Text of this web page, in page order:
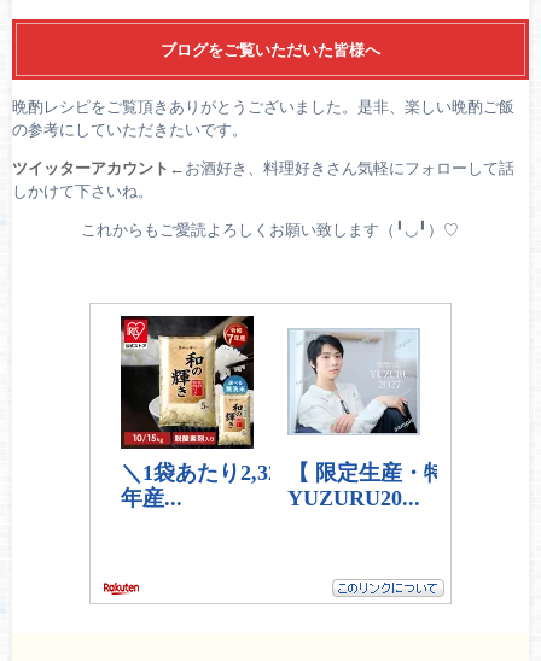
ブログをご覧いただいた皆様へ
晩酌レシピをご覧頂きありがとうございました。是非、楽しい晩酌ご飯
の参考にしていただきたいです。
ツイッターアカウント ←お酒好き、料理好きさん気軽にフォローして話
しかけて下さいね。
これからもご愛読よろしくお願い致します（╹◡╹）♡